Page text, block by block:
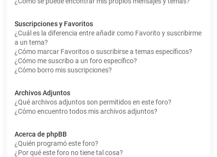
Suscripciones y Favoritos
¿Cuál es la diferencia entre añadir como Favorito y suscribirme
a un tema?
¿Cómo marcar Favoritos o suscribirse a temas específicos?
¿Cómo me suscribo a un foro específico?
¿Cómo borro mis suscripciones?
Archivos Adjuntos
¿Qué archivos adjuntos son permitidos en este foro?
¿Cómo encuentro todos mis archivos adjuntos?
Acerca de phpBB
¿Quién programó este foro?
¿Por qué este foro no tiene tal cosa?